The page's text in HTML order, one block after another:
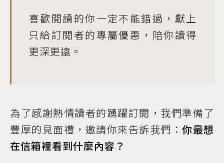
喜歡閱讀的你一定不能錯過，獻上
只給訂閱者的專屬優惠，陪你讀得
更深更遠。
為了感謝熱情讀者的踴躍訂閱，我們準備了
豐厚的見面禮，邀請你來告訴我們： 你最想
在信箱裡看到什麼內容？